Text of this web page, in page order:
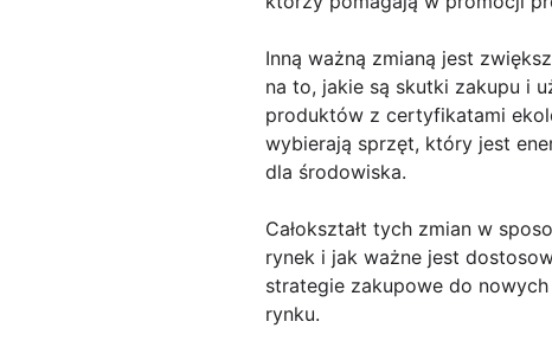
Inną ważną zmianą jest
na to, jakie są skutki zakupu i
produktów z certyfikatami
wybierają sprzęt, który jest
dla środowiska.
Całokształt tych zmian w
rynek i jak ważne jest
strategie zakupowe do
rynku.